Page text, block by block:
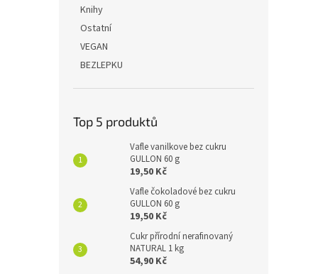
Knihy
Ostatní
VEGAN
BEZLEPKU
Top 5 produktů
Vafle vanilkove bez cukru
GULLON 60 g
19,50 Kč
Vafle čokoladové bez cukru
GULLON 60 g
19,50 Kč
Cukr přírodní nerafinovaný
NATURAL 1 kg
54,90 Kč